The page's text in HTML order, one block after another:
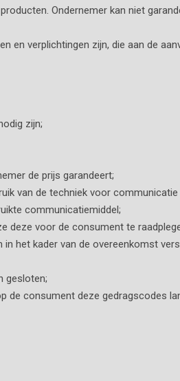
Ondernemer kan niet
en verplichtingen zijn, die aan de
zijn;
de prijs garandeert;
van de techniek voor
communicatiemiddel;
deze voor de consument te
het kader van de overeenkomst
gesloten;
de consument deze gedragscodes